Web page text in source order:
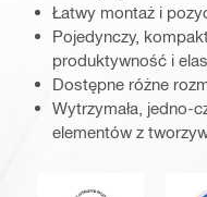
Łatwy montaż i
Pojedynczy,
produktywność i
Dostępne różne
Wytrzymała, jedno-
elementów z
DNV